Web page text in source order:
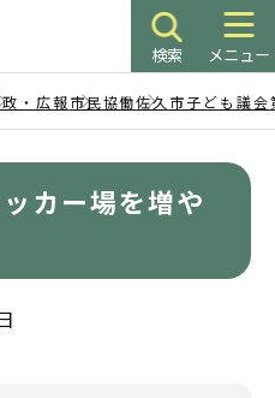
検索 メニュー
・広報市民協働佐久市子ども議会
カー場を増や